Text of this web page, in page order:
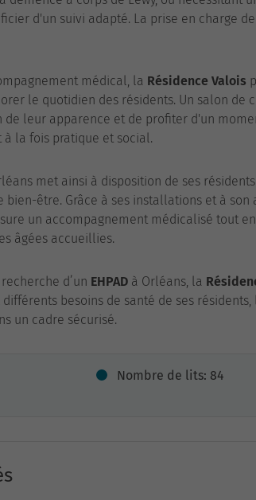
d'un suivi adapté. La prise en charge
médical, la Résidence Valois
le quotidien des résidents. Un salon de
de leur apparence et de profiter d'un
la fois pratique et social.
met ainsi à disposition de ses
bien-être. Grâce à ses installations et à
un accompagnement médicalisé tout
âgées accueillies.
d’un EHPAD à Orléans, la
besoins de santé de ses
un cadre sécurisé.
Nombre de lits: 84